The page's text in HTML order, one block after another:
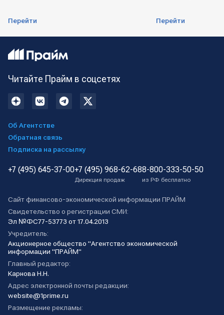
Перейти Перейти
Читайте Прайм в соцсетях
Об Агентстве
Обратная связь
Подписка на рассылку
+7 (495) 645-37-00+7 (495) 968-62-68
Дирекция продаж
8-800-333-50-50
из РФ бесплатно
Сайт финансово-экономической информации ПРАЙМ
Свидетельство о регистрации СМИ:
Эл №ФС77-53773 от 17.04.2013
Учредитель:
Акционерное общество "Агентство экономической
информации "ПРАЙМ"
Главный редактор:
Карнова Н.Н.
Адрес электронной почты редакции:
website@1prime.ru
Размещение рекламы: